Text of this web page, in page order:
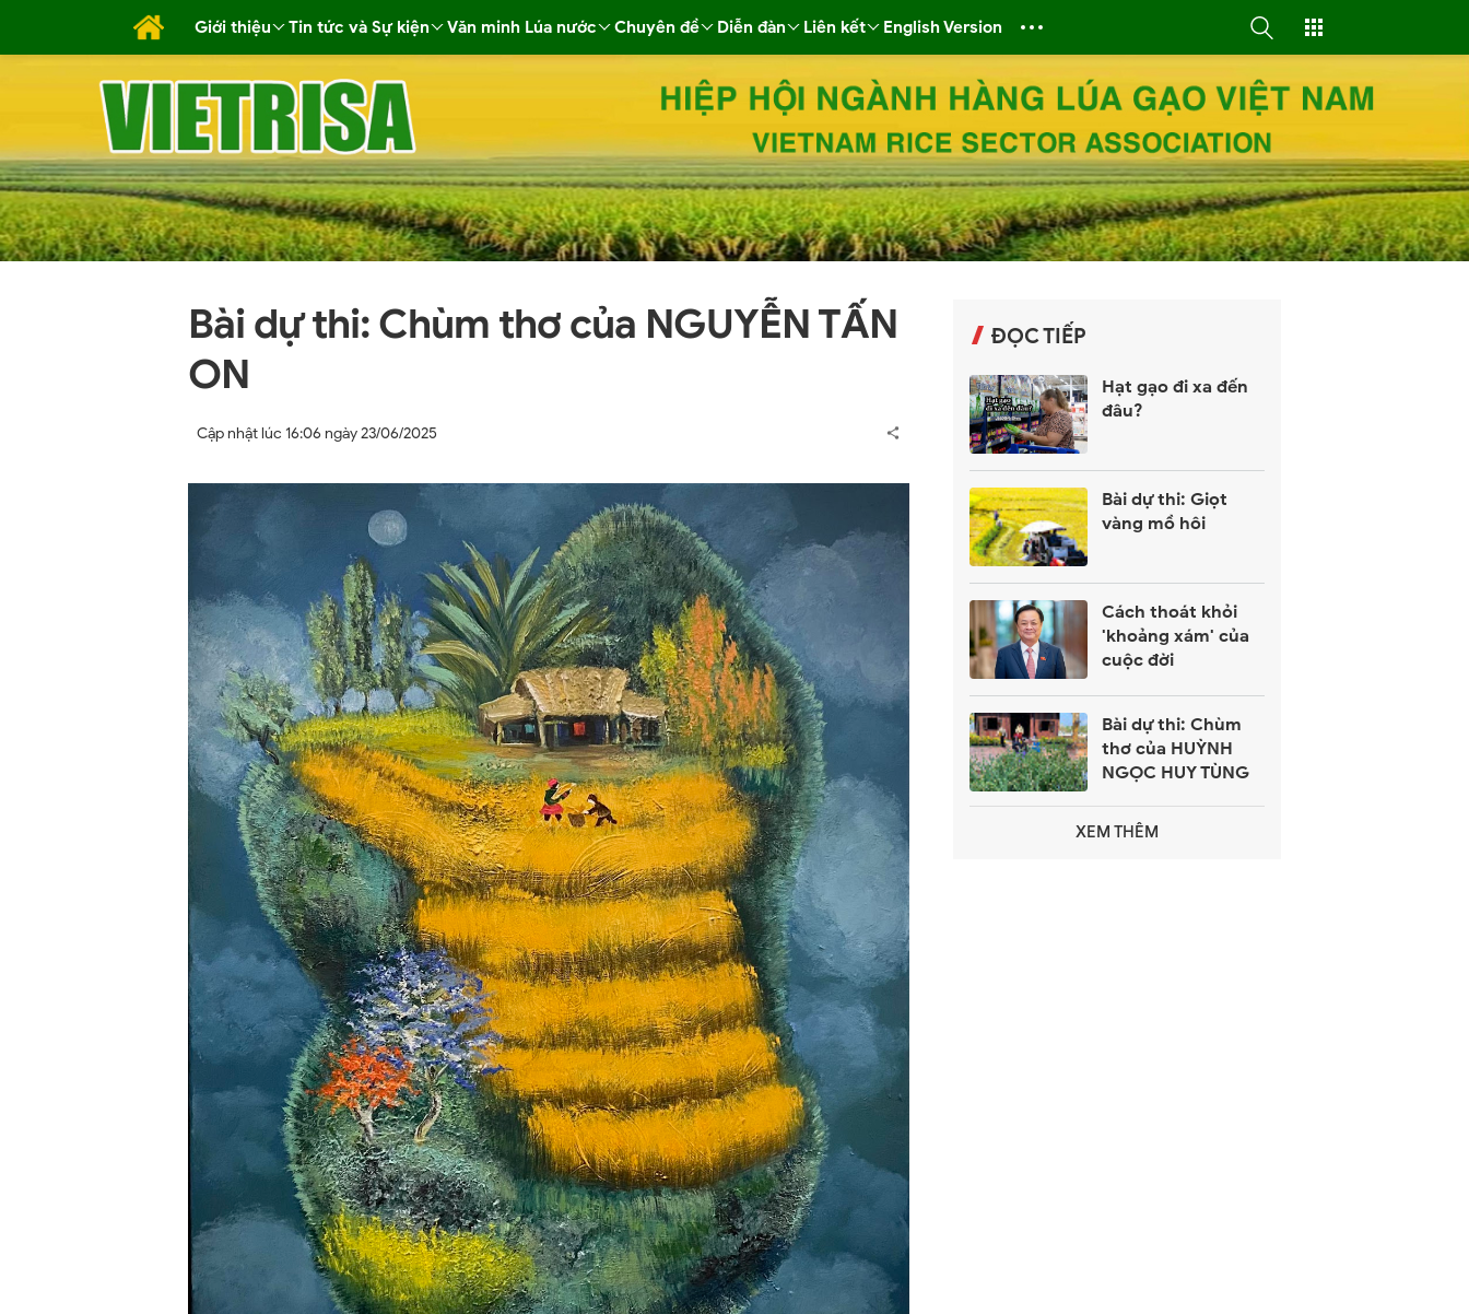
Giới thiệu Tin tức và Sự kiện Văn minh Lúa nước Chuyên đề Diễn đàn Liên kết English Version
Bài dự thi: Chùm thơ của NGUYỄN TẤN
ON
Cập nhật lúc 16:06 ngày 23/06/2025
ĐỌC TIẾP
Hạt gạo đi xa đến
đâu?
Bài dự thi: Giọt
vàng mồ hôi
Cách thoát khỏi
'khoảng xám' của
cuộc đời
Bài dự thi: Chùm
thơ của HUỲNH
NGỌC HUY TÙNG
XEM THÊM